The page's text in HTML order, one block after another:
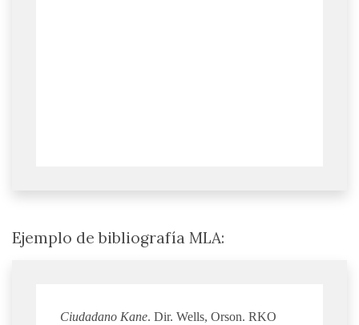
Ejemplo de bibliografía MLA:
Ciudadano Kane. Dir. Wells, Orson. RKO